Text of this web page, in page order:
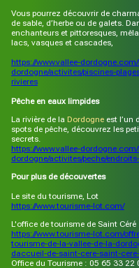
Vous pourrez découvrir de
de sable, d’herbe ou de galets.
enchanteurs et pittoresques,
lacs, vasques et cascades,
https://www.vallee-
dordogne/activites/piscines-
rivieres
Pêche en eaux limpides
La rivière de la Dordogne est l’un
spots de pêche, découvrez les
secrets.
https://www.vallee-
dordogne/activites/peche/
Pour plus de découvertes
Le site du tourisme, Lot
https://www.tourisme-lot.com/
L'office de tourisme de Saint Céré
https://www.tourisme-lot.com/
tourisme-de-la-vallee-de-la-
daccueil-de-saint-cere-saint-
Office du Tourisme : 05 65 33 22